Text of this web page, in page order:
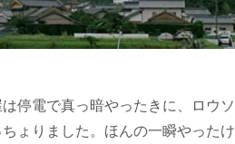
停電で真っ暗やったきに、ロウソ
ょりました。ほんの一瞬やったけ